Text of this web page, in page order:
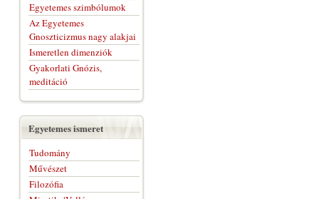
Egyetemes szimbólumok
Az Egyetemes
Gnoszticizmus nagy alakjai
Ismeretlen dimenziók
Gyakorlati Gnózis,
meditáció
Egyetemes ismeret
Tudomány
Művészet
Filozófia